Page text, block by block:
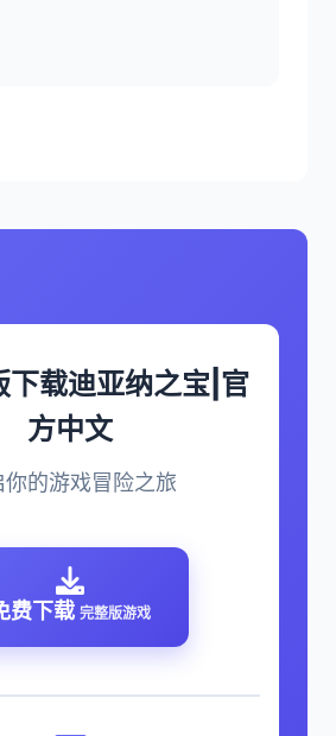
下载迪亚纳之宝|官
方中文
你的游戏冒险之旅
费下载 完整版游戏